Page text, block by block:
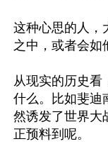
这种心思的人，
之中，或者会如
从现实的历史看
什么。比如斐迪
然诱发了世界大
正预料到呢。